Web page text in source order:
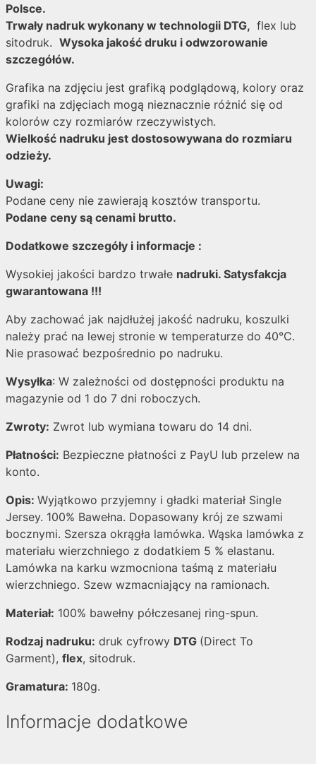
Polsce.
Trwały nadruk wykonany w technologii DTG, flex lub
sitodruk. Wysoka jakość druku i odwzorowanie
szczegółów.
Grafika na zdjęciu jest grafiką podglądową, kolory oraz
grafiki na zdjęciach mogą nieznacznie różnić się od
kolorów czy rozmiarów rzeczywistych.
Wielkość nadruku jest dostosowywana do rozmiaru
odzieży.
Uwagi:
Podane ceny nie zawierają kosztów transportu.
Podane ceny są cenami brutto.
Dodatkowe szczegóły i informacje :
Wysokiej jakości bardzo trwałe nadruki. Satysfakcja
gwarantowana !!!
Aby zachować jak najdłużej jakość nadruku, koszulki
należy prać na lewej stronie w temperaturze do 40°C.
Nie prasować bezpośrednio po nadruku.
Wysyłka: W zależności od dostępności produktu na
magazynie od 1 do 7 dni roboczych.
Zwroty: Zwrot lub wymiana towaru do 14 dni.
Płatności: Bezpieczne płatności z PayU lub przelew na
konto.
Opis: Wyjątkowo przyjemny i gładki materiał Single
Jersey. 100% Bawełna. Dopasowany krój ze szwami
bocznymi. Szersza okrągła lamówka. Wąska lamówka z
materiału wierzchniego z dodatkiem 5 % elastanu.
Lamówka na karku wzmocniona taśmą z materiału
wierzchniego. Szew wzmacniający na ramionach.
Materiał: 100% bawełny półczesanej ring-spun.
Rodzaj nadruku: druk cyfrowy DTG (Direct To
Garment), flex, sitodruk.
Gramatura: 180g.
Informacje dodatkowe